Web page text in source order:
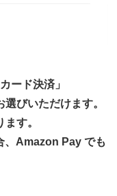
ード決済」
びいただけます。
す。
Amazon Pay でも